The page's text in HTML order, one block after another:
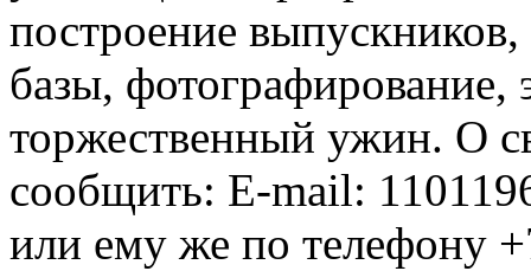
построение
базы, фотографирование,
торжественный ужин. О
сообщить: E-mail:
или ему же по телефону